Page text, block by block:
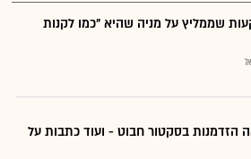
שממליץ על מניה שהיא "כמו לקנות
הזדמנות בסקטור חבוט - ועוד כתבות על